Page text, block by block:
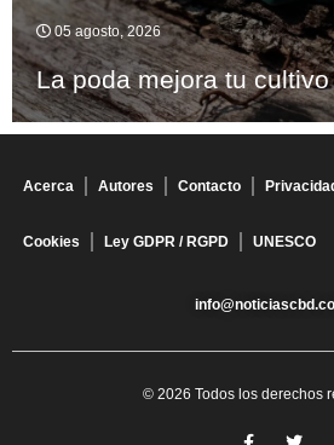
05 agosto, 2026
La poda mejora tu
Acerca Autores Contacto
Cookies Ley GDPR / RGPD UNESCO
© 2026 Todos los derechos